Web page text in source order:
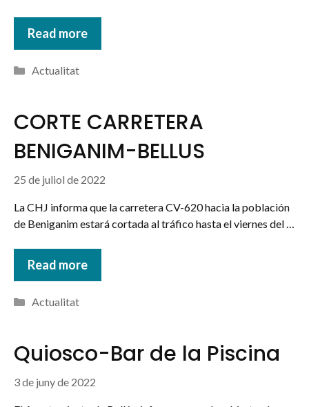
Read more
Categories
Actualitat
CORTE CARRETERA
BENIGANIM-BELLUS
25 de juliol de 2022
La CHJ informa que la carretera CV-620 hacia la población
de Beniganim estará cortada al tráfico hasta el viernes del …
Read more
Categories
Actualitat
Quiosco-Bar de la Piscina
3 de juny de 2022